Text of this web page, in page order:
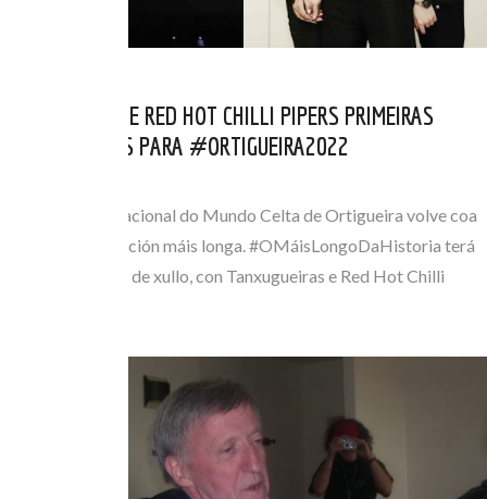
TANXUGUEIRAS E RED HOT CHILLI PIPERS PRIMEIRAS
CONFIRMACIÓNS PARA #ORTIGUEIRA2022
O Festival Internacional do Mundo Celta de Ortigueira volve coa
que será a súa edición máis longa. #OMáisLongoDaHistoria terá
lugar do 10 ao 17 de xullo, con Tanxugueiras e Red Hot Chilli